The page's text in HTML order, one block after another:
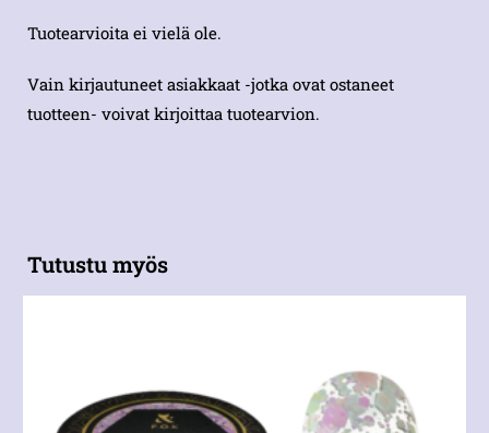
Tuotearvioita ei vielä ole.
Vain kirjautuneet asiakkaat -jotka ovat ostaneet
tuotteen- voivat kirjoittaa tuotearvion.
Tutustu myös